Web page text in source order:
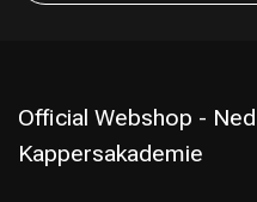
Official Webshop -
Kappersakademie